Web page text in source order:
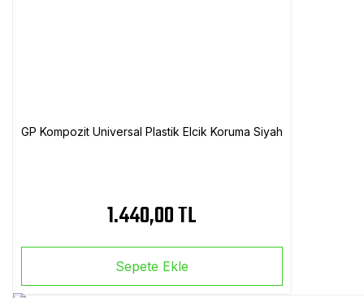
GP Kompozit Universal Plastik Elcik Koruma Siyah
1.440,00 TL
Sepete Ekle